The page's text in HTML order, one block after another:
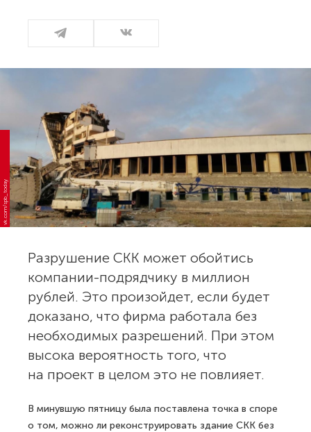
vk.com/spb_today
Разрушение СКК может обойтись
компании-подрядчику в миллион
рублей. Это произойдет, если будет
доказано, что фирма работала без
необходимых разрешений. При этом
высока вероятность того, что
на проект в целом это не повлияет.
В минувшую пятницу была поставлена точка в споре
о том, можно ли реконструировать здание СКК без